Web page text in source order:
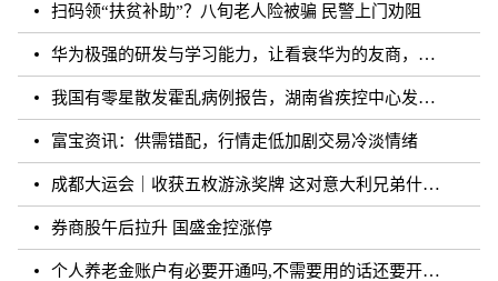
扫码领“扶贫补助”？八旬老人险被骗 民警上门劝阻
华为极强的研发与学习能力，让看衰华为的友商，最终多被历史毒打了
我国有零星散发霍乱病例报告，湖南省疾控中心发布相关健康提醒
富宝资讯：供需错配，行情走低加剧交易冷淡情绪
成都大运会｜收获五枚游泳奖牌 这对意大利兄弟什么来头？
券商股午后拉升 国盛金控涨停
个人养老金账户有必要开通吗,不需要用的话还要开通吗？